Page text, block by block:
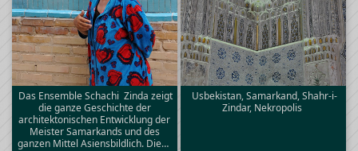
Das Ensemble Schachi  Zinda zeigt
die ganze Geschichte der
architektonischen Entwicklung der
Meister Samarkands und des
ganzen Mittel Asiensbildlich. Die…
Usbekistan, Samarkand, Shahr-i-
Zindar, Nekropolis